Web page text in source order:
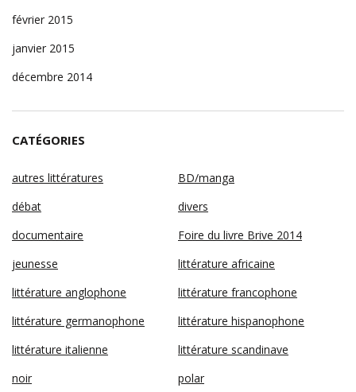
février 2015
janvier 2015
décembre 2014
CATÉGORIES
autres littératures
BD/manga
débat
divers
documentaire
Foire du livre Brive 2014
jeunesse
littérature africaine
littérature anglophone
littérature francophone
littérature germanophone
littérature hispanophone
littérature italienne
littérature scandinave
noir
polar